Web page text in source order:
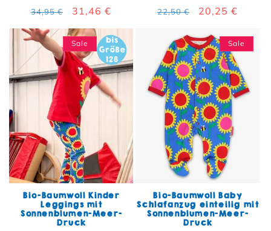
Normaler Preis
34,95 € Verkaufspreis
31,46 € Normaler Preis
22,50 € Verkaufspreis
20,25 €
Sale
Bio-Baumwoll Kinder
Leggings mit
Sonnenblumen-Meer-
Druck
Sale
Bio-Baumwoll Baby
Schlafanzug einteilig mit
Sonnenblumen-Meer-
Druck